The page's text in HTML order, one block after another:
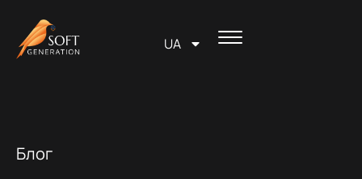
вмісту
вмісту
UA
Блог